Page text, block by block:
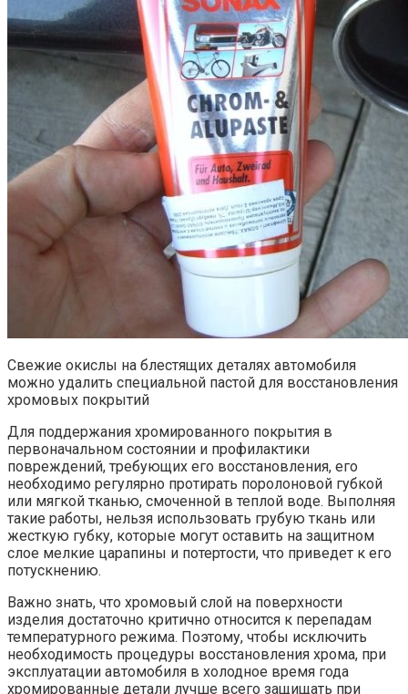
Свежие окислы на блестящих деталях автомобиля
можно удалить специальной пастой для восстановления
хромовых покрытий
Для поддержания хромированного покрытия в
первоначальном состоянии и профилактики
повреждений, требующих его восстановления, его
необходимо регулярно протирать поролоновой губкой
или мягкой тканью, смоченной в теплой воде. Выполняя
такие работы, нельзя использовать грубую ткань или
жесткую губку, которые могут оставить на защитном
слое мелкие царапины и потертости, что приведет к его
потускнению.
Важно знать, что хромовый слой на поверхности
изделия достаточно критично относится к перепадам
температурного режима. Поэтому, чтобы исключить
необходимость процедуры восстановления хрома, при
эксплуатации автомобиля в холодное время года
хромированные детали лучше всего защищать при